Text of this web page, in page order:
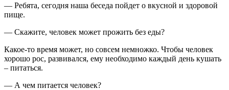
— Ребята, сегодня наша беседа пойдет о вкусной и здоровой
пище.
— Скажите, человек может прожить без еды?
Какое-то время может, но совсем немножко. Чтобы человек
хорошо рос, развивался, ему необходимо каждый день кушать
– питаться.
— А чем питается человек?